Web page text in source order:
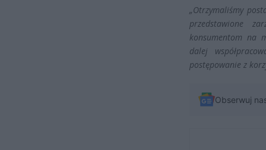
„Otrzymaliśmy
przedstawione
konsumentom na
dalej
postępowanie z
Obserwuj